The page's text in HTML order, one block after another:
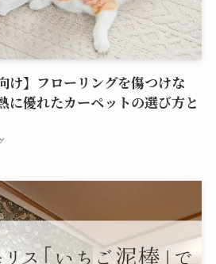
け】フローリングを傷つけな
に優れたカーペットの選び方と